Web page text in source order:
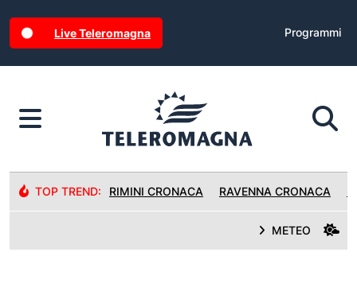
Live Teleromagna Programmi
TOP TREND: RIMINI CRONACA RAVENNA CRONACA
METEO